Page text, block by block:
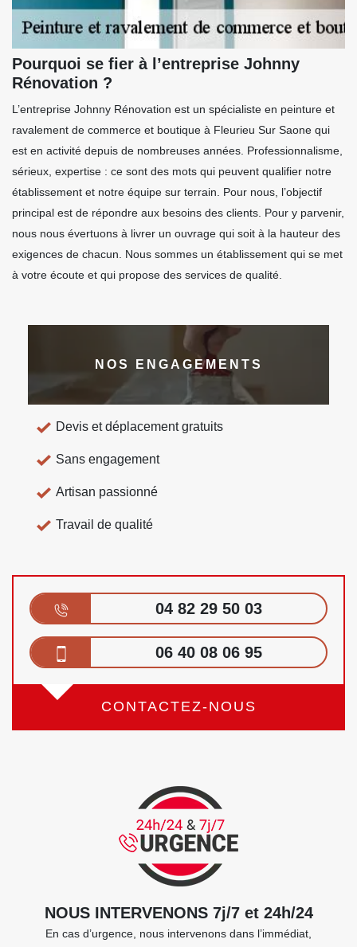
Pourquoi se fier à l’entreprise Johnny
Rénovation ?
L’entreprise Johnny Rénovation est un spécialiste en peinture et
ravalement de commerce et boutique à Fleurieu Sur Saone qui
est en activité depuis de nombreuses années. Professionnalisme,
sérieux, expertise : ce sont des mots qui peuvent qualifier notre
établissement et notre équipe sur terrain. Pour nous, l’objectif
principal est de répondre aux besoins des clients. Pour y parvenir,
nous nous évertuons à livrer un ouvrage qui soit à la hauteur des
exigences de chacun. Nous sommes un établissement qui se met
à votre écoute et qui propose des services de qualité.
NOS ENGAGEMENTS
Devis et déplacement gratuits
Sans engagement
Artisan passionné
Travail de qualité
04 82 29 50 03
06 40 08 06 95
CONTACTEZ-NOUS
NOUS INTERVENONS 7j/7 et 24h/24
En cas d’urgence, nous intervenons dans l’immédiat,